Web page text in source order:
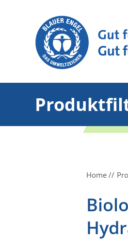
Home